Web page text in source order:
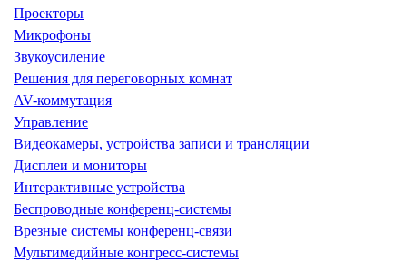
Проекторы
Микрофоны
Звукоусиление
Решения для переговорных комнат
AV-коммутация
Управление
Видеокамеры, устройства записи и трансляции
Дисплеи и мониторы
Интерактивные устройства
Беспроводные конференц-системы
Врезные системы конференц-связи
Мультимедийные конгресс-системы